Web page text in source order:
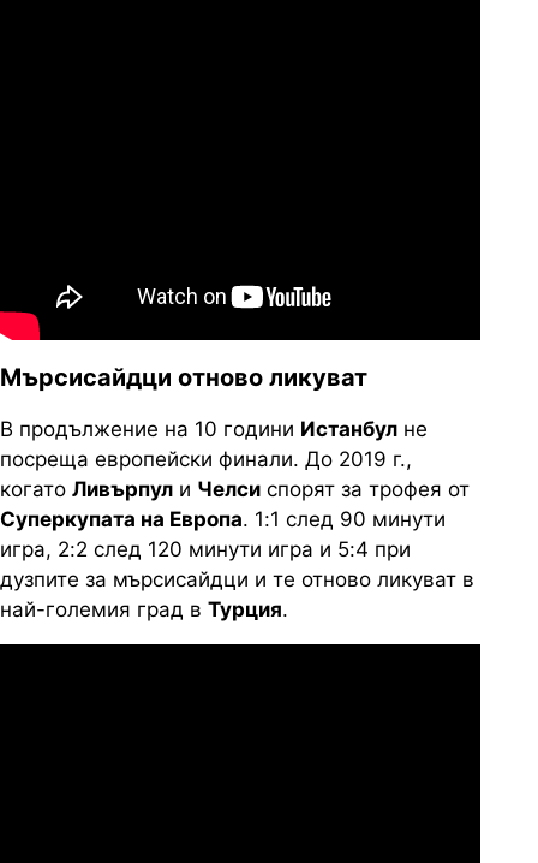
Мърсисайдци отново ликуват
В продължение на 10 години Истанбул не
посреща европейски финали. До 2019 г.,
когато Ливърпул и Челси спорят за трофея от
Суперкупата на Европа. 1:1 след 90 минути
игра, 2:2 след 120 минути игра и 5:4 при
дузпите за мърсисайдци и те отново ликуват в
най-големия град в Турция.